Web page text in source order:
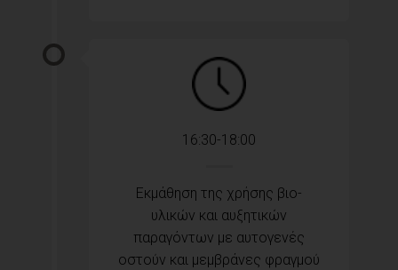
16:30-18:00
Εκμάθηση της χρήσης βιο-
υλικών και αυξητικών
παραγόντων με αυτογενές
οστούν και μεμβράνες φραγμού